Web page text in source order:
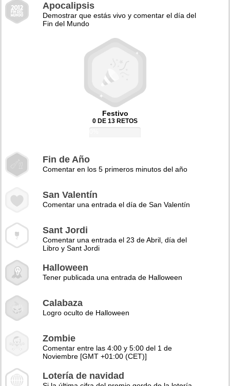
Apocalipsis
Demostrar que estás vivo y comentar el día del
Fin del Mundo
Festivo
0 DE 13 RETOS
Fin de Año
Comentar en los 5 primeros minutos del año
San Valentín
Comentar una entrada el día de San Valentín
Sant Jordi
Comentar una entrada el 23 de Abril, día del
Libro y Sant Jordi
Halloween
Tener publicada una entrada de Halloween
Calabaza
Logro oculto de Halloween
Zombie
Comentar entre las 4:00 y 5:00 del 1 de
Noviembre [GMT +01:00 (CET)]
Lotería de navidad